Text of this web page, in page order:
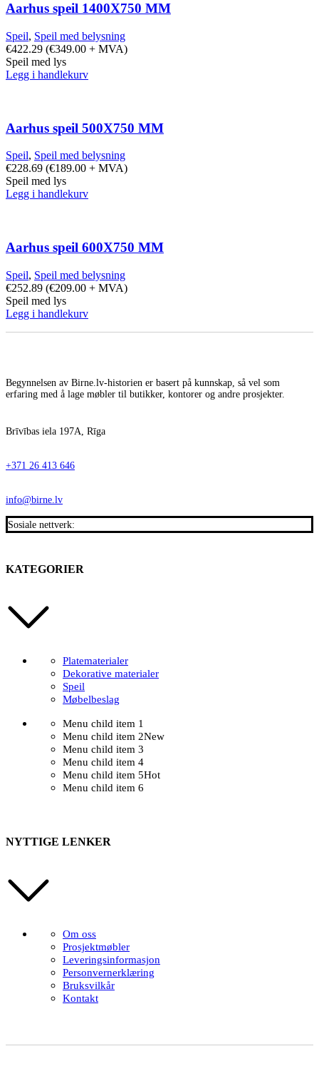
Aarhus speil 1400X750 MM
Speil, Speil med belysning
€422.29 (€349.00 + MVA)
Speil med lys
Legg i handlekurv
Aarhus speil 500X750 MM
Speil, Speil med belysning
€228.69 (€189.00 + MVA)
Speil med lys
Legg i handlekurv
Aarhus speil 600X750 MM
Speil, Speil med belysning
€252.89 (€209.00 + MVA)
Speil med lys
Legg i handlekurv
Begynnelsen av Birne.lv-historien er basert på kunnskap, så vel som
erfaring med å lage møbler til butikker, kontorer og andre prosjekter.
Brīvības iela 197A, Rīga
+371 26 413 646
info@birne.lv
Sosiale nettverk:
KATEGORIER
Platematerialer
Dekorative materialer
Speil
Møbelbeslag
Menu child item 1
Menu child item 2New
Menu child item 3
Menu child item 4
Menu child item 5Hot
Menu child item 6
NYTTIGE LENKER
Om oss
Prosjektmøbler
Leveringsinformasjon
Personvernerklæring
Bruksvilkår
Kontakt